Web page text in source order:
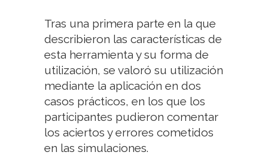
Tras una primera parte en la que
describieron las características de
esta herramienta y su forma de
utilización, se valoró su utilización
mediante la aplicación en dos
casos prácticos, en los que los
participantes pudieron comentar
los aciertos y errores cometidos
en las simulaciones.